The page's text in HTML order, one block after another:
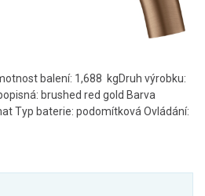
balení: 1,688 kgDruh výrobku:
brushed red gold Barva
Typ baterie: podomítková Ovládání: